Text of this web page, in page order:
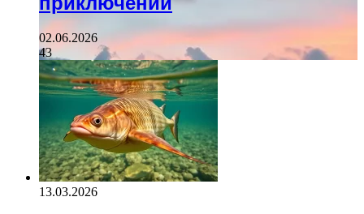
02.06.2026
43
13.03.2026